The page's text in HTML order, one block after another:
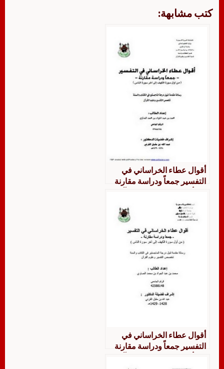
كتب مشابهة:
أقوال عطاء الخراساني في
التفسير جمعاً ودراسة مقارنة
سورة الناس
أقوال عطاء الخراساني في
التفسير جمعاً ودراسة مقارنة